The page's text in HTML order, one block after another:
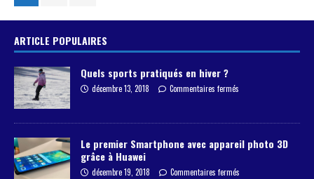
ARTICLE POPULAIRES
Quels sports pratiqués en hiver ?
décembre 13, 2018 Commentaires fermés
Le premier Smartphone avec appareil photo 3D
grâce à Huawei
décembre 19, 2018 Commentaires fermés